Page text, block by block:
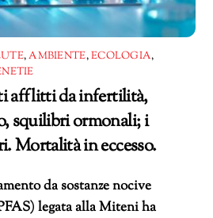
,AMBIENTE,ECOLOGIA,
afflitti da infertilità,
squilibri ormonali; i
Mortalità in eccesso.
da sostanze nocive
legata alla Miteni ha